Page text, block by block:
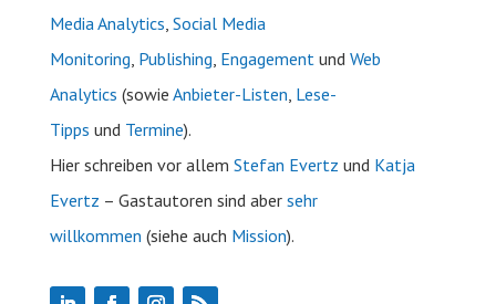
Media Analytics, Social Media
Monitoring, Publishing, Engagementund Web
Analytics (sowie Anbieter-Listen, Lese-
Tipps und Termine).
Hier schreiben vor allem Stefan Evertz und Katja
Evertz – Gastautoren sind aber sehr
willkommen (siehe auch Mission).